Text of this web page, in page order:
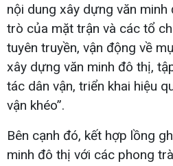
nội dung xây dựng văn
trò của mặt trận và các tổ
tuyên truyền, vận động về
xây dựng văn minh đô thị,
tác dân vận, triển khai hiệu
vận khéo”.
Bên cạnh đó, kết hợp lồng
minh đô thị với các phong